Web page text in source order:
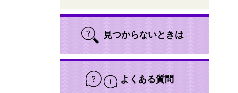
見つからないときは
よくある質問